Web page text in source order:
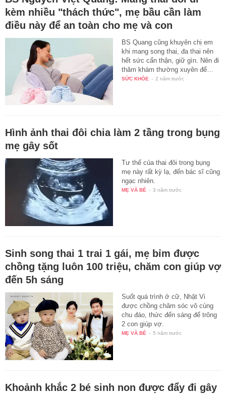
kèm nhiều "thách thức", mẹ bầu cần làm
điều này để an toàn cho mẹ và con
BS Quang cũng khuyên chị em
khi mang song thai, đa thai nên
hết sức cẩn thận, giữ gìn. Nên đi
thăm khám thường xuyên để…
SỨC KHỎE - 2 năm trước
Hình ảnh thai đôi chia làm 2 tầng trong bụng
mẹ gây sốt
Tư thế của thai đôi trong bụng
mẹ này rất kỳ lạ, đến bác sĩ cũng
ngạc nhiên.
MẸ VÀ BÉ - 3 năm trước
Sinh song thai 1 trai 1 gái, mẹ bỉm được
chồng tặng luôn 100 triệu, chăm con giúp vợ
đến 5h sáng
Suốt quá trình ở cữ, Nhật Vi
được chồng chăm sóc vô cùng
chu đáo, thức đến sáng để trông
2 con giúp vợ.
MẸ VÀ BÉ - 5 năm trước
Khoảnh khắc 2 bé sinh non được đẩy đi gây